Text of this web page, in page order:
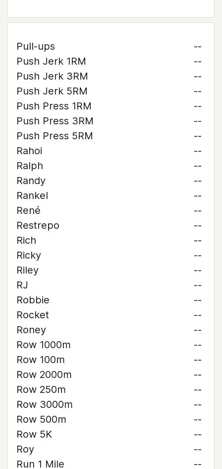
Pull-ups
--
Push Jerk 1RM
--
Push Jerk 3RM
--
Push Jerk 5RM
--
Push Press 1RM
--
Push Press 3RM
--
Push Press 5RM
--
Rahoi
--
Ralph
--
Randy
--
Rankel
--
René
--
Restrepo
--
Rich
--
Ricky
--
Riley
--
RJ
--
Robbie
--
Rocket
--
Roney
--
Row 1000m
--
Row 100m
--
Row 2000m
--
Row 250m
--
Row 3000m
--
Row 500m
--
Row 5K
--
Roy
--
Run 1 Mile
--